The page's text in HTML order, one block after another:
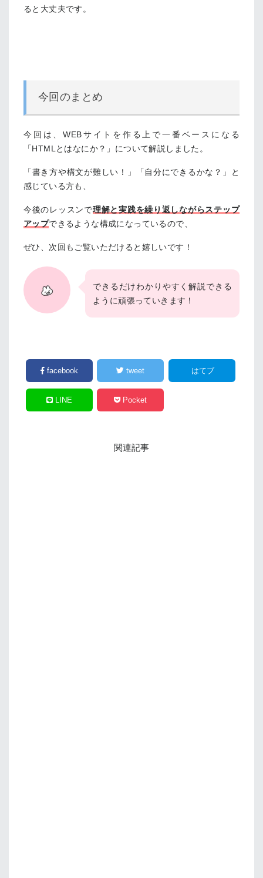
ると大丈夫です。
今回のまとめ
今回は、WEBサイトを作る上で一番ベースになる
「HTMLとはなにか？」について解説しました。
「書き方や構文が難しい！」「自分にできるかな？」と
感じている方も、
今後のレッスンで理解と実践を繰り返しながらステップ
アップできるような構成になっているので、
ぜひ、次回もご覧いただけると嬉しいです！
できるだけわかりやすく解説できる
ように頑張っていきます！
facebook tweet はてブ
LINE Pocket
関連記事